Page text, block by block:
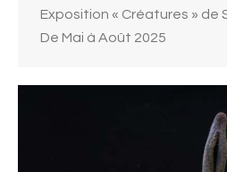
Exposition « Créatures » de
De Mai à Août 2025